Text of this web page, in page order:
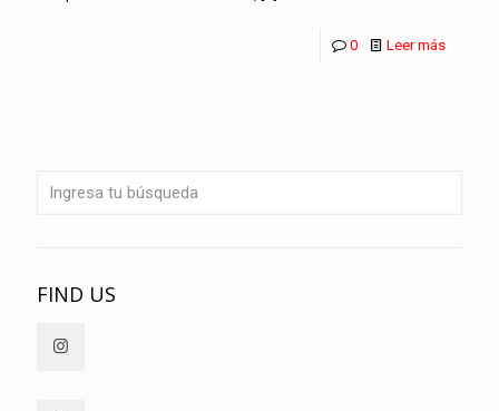
0 Leer más
FIND US